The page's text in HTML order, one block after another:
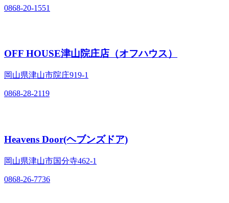
0868-20-1551
OFF HOUSE津山院庄店（オフハウス）
岡山県津山市院庄919-1
0868-28-2119
Heavens Door(ヘブンズドア)
岡山県津山市国分寺462-1
0868-26-7736